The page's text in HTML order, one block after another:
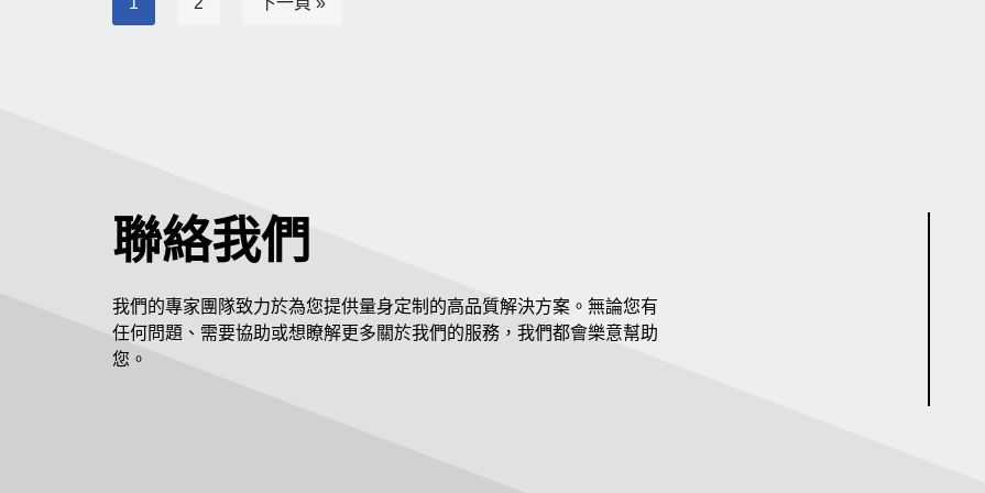
聯絡我們
我們的專家團隊致力於為您提供量身定制的高品質解決方案。無論您有
任何問題、需要協助或想瞭解更多關於我們的服務，我們都會樂意幫助
您。